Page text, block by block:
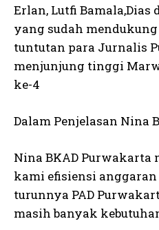
Erlan, Lutfi Bamala,Dias
yang sudah
tuntutan para Jurnalis
menjunjung tinggi
ke-4
Dalam Penjelasan Nina
Nina BKAD Purwakarta
kami efisiensi
turunnya PAD
masih banyak